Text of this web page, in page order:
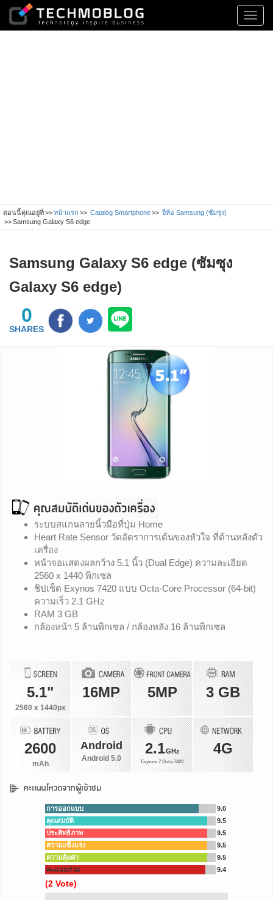
ตอนนี้คุณอยู่ที่ หน้าแรก Catalog Smartphone
ยี่ห้อ Samsung (ซัมซุง)
Samsung Galaxy S6 edge
Samsung Galaxy S6 edge (ซัมซุง
Galaxy S6 edge)
0
SHARES
ระบบสแกนลายนิ้วมือที่ปุ่ม Home
Heart Rate Sensor วัดอัตราการเต้นของหัวใจ ที่ด้านหลังตัว
เครื่อง
หน้าจอแสดงผลกว้าง 5.1 นิ้ว (Dual Edge) ความละเอียด
2560 x 1440 พิกเซล
ชิปเซ็ต Exynos 7420 แบบ Octa-Core Processor (64-bit)
ความเร็ว 2.1 GHz
RAM 3 GB
กล้องหน้า 5 ล้านพิกเซล / กล้องหลัง 16 ล้านพิกเซล
5.1"
2560 x 1440px
16MP 5MP 3 GB
2600
mAh
Android
Android 5.0
2.1GHz
Exynos 7 Octa 7420
4G
การออกแบบ
9.0
คุณสมบัติ
9.5
ประสิทธิภาพ
9.5
ความแข็งแรง
9.5
ความคุ้มค่า
9.5
คะแนนร่วม
9.4
(2 Vote)